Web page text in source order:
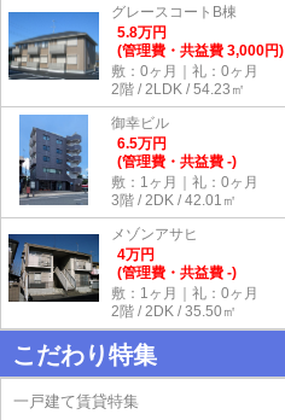
グレースコートB棟
5.8万円
(管理費・共益費 3,000円)
敷：0ヶ月｜礼：0ヶ月
2階 / 2LDK / 54.23㎡
御幸ビル
6.5万円
(管理費・共益費 -)
敷：1ヶ月｜礼：0ヶ月
3階 / 2DK / 42.01㎡
メゾンアサヒ
4万円
(管理費・共益費 -)
敷：1ヶ月｜礼：0ヶ月
2階 / 2DK / 35.50㎡
こだわり特集
一戸建て賃貸特集